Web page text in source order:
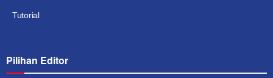
Tutorial
Pilihan Editor